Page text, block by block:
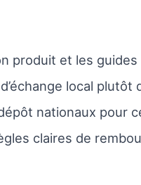
produit et les
local
nationaux pour
claires de